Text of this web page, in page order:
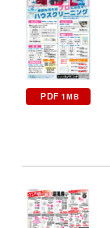
PDF 1MB